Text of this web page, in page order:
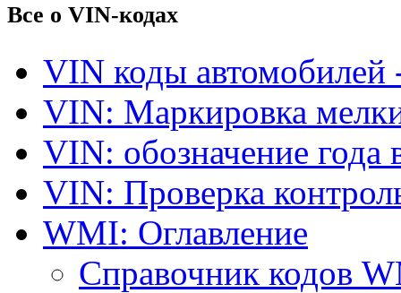
Все о VIN-кодах
VIN коды автомобилей
VIN: Маркировка
VIN: обозначение года
VIN: Проверка
WMI: Оглавление
Справочник кодов